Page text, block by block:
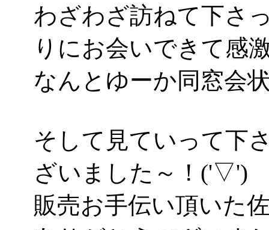
わざわざ訪ねて下さ
りにお会いできて感
なんとゆーか同窓会
そして見ていって下
ざいました～！('▽')
販売お手伝い頂いた